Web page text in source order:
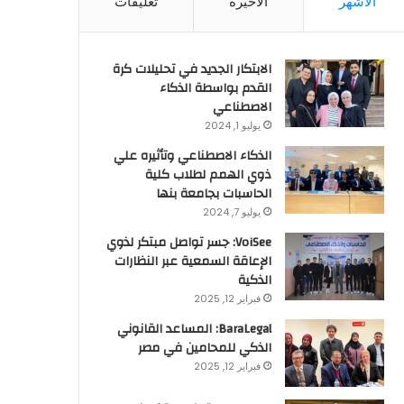
الابتكار الجديد في تحليلات كرة
القدم بواسطة الذكاء
الاصطناعي
يوليو 1, 2024
الذكاء الاصطناعي وتأثيره علي
ذوي الهمم لطلاب كلية
الحاسبات بجامعة بنها
يوليو 7, 2024
VoiSee: جسر تواصل مبتكر لذوي
الإعاقة السمعية عبر النظارات
الذكية
فبراير 12, 2025
BaraLegal: المساعد القانوني
الذكي للمحامين في مصر
فبراير 12, 2025